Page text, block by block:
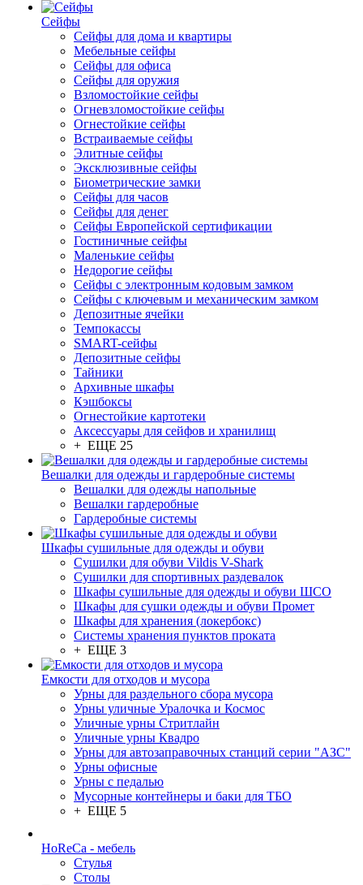
Сейфы
Сейфы для дома и квартиры
Мебельные сейфы
Сейфы для офиса
Сейфы для оружия
Взломостойкие сейфы
Огневзломостойкие сейфы
Огнестойкие сейфы
Встраиваемые сейфы
Элитные сейфы
Эксклюзивные сейфы
Биометрические замки
Сейфы для часов
Сейфы для денег
Сейфы Европейской сертификации
Гостиничные сейфы
Маленькие сейфы
Недорогие сейфы
Сейфы с электронным кодовым замком
Сейфы с ключевым и механическим замком
Депозитные ячейки
Темпокассы
SMART-сейфы
Депозитные сейфы
Тайники
Архивные шкафы
Кэшбоксы
Огнестойкие картотеки
Аксессуары для сейфов и хранилищ
+ ЕЩЕ 25
Вешалки для одежды и гардеробные системы
Вешалки для одежды напольные
Вешалки гардеробные
Гардеробные системы
Шкафы сушильные для одежды и обуви
Сушилки для обуви Vildis V-Shark
Сушилки для спортивных раздевалок
Шкафы сушильные для одежды и обуви ШСО
Шкафы для сушки одежды и обуви Промет
Шкафы для хранения (локербокс)
Системы хранения пунктов проката
+ ЕЩЕ 3
Емкости для отходов и мусора
Урны для раздельного сбора мусора
Урны уличные Уралочка и Космос
Уличные урны Стритлайн
Уличные урны Квадро
Урны для автозаправочных станций серии "АЗС"
Урны офисные
Урны с педалью
Мусорные контейнеры и баки для ТБО
+ ЕЩЕ 5
HoReCa - мебель
Стулья
Столы